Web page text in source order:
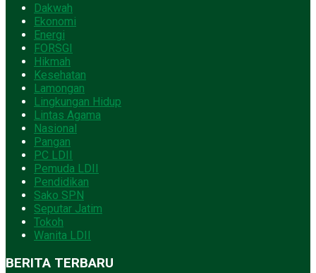
Dakwah
Ekonomi
Energi
FORSGI
Hikmah
Kesehatan
Lamongan
Lingkungan Hidup
Lintas Agama
Nasional
Pangan
PC LDII
Pemuda LDII
Pendidikan
Sako SPN
Seputar Jatim
Tokoh
Wanita LDII
BERITA TERBARU